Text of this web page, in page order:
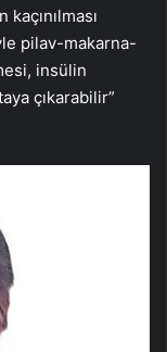
pilav-makarna-
insülin
çıkarabilir”